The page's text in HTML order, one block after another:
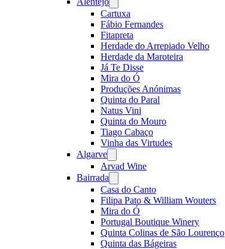
menu
Cartuxa
Fábio Fernandes
Fitapreta
Herdade do Arrepiado Velho
Herdade da Maroteira
Já Te Disse
Mira do Ó
Produções Anónimas
Quinta do Paral
Natus Vini
Quinta do Mouro
Tiago Cabaço
Vinha das Virtudes
Algarve
menu
Arvad Wine
Bairrada
menu
Casa do Canto
Filipa Pato & William Wouters
Mira do Ó
Portugal Boutique Winery
Quinta Colinas de São Lourenço
Quinta das Bágeiras